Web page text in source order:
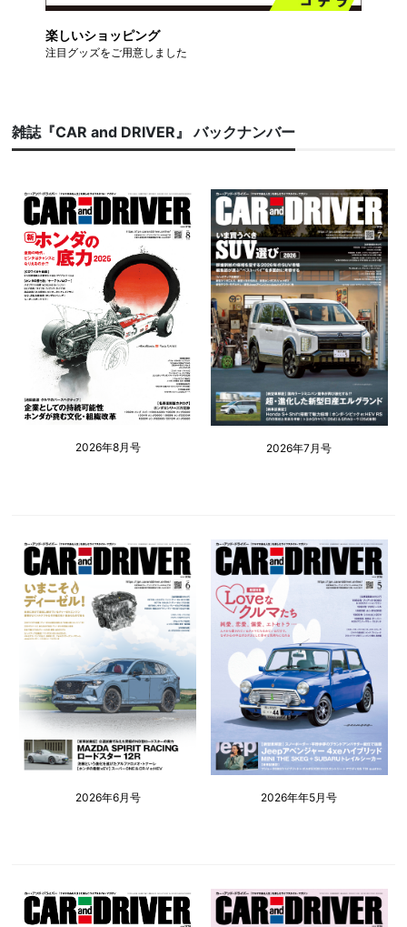
楽しいショッピング
注目グッズをご用意しました
雑誌『CAR and DRIVER』 バックナンバー
2026年8月号 2026年7月号
2026年6月号 2026年年5月号